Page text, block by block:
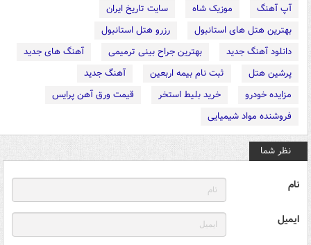
آپ آهنگ موزیک شاه
سایت تاریخ ایران
بهترین هتل های استانبول
رزرو هتل استانبول
دانلود آهنگ جدید
بهترین جراح بینی ترمیمی
آهنگ های جدید
پرشین هتل
ثبت نام بیمه اربعین
آهنگ جدید
مزایده خودرو
خرید بلیط استخر
قیمت ورق آهن پرایس
فروشنده مواد شیمیایی
نظر شما
نام
ایمیل